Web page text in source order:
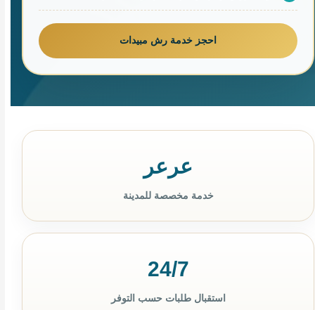
احجز خدمة رش مبيدات
عرعر
خدمة مخصصة للمدينة
24/7
استقبال طلبات حسب التوفر